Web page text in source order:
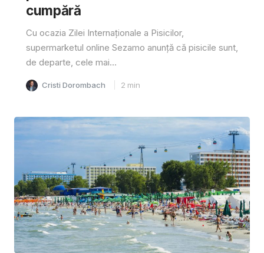
cumpără
Cu ocazia Zilei Internaționale a Pisicilor,
supermarketul online Sezamo anunță că pisicile sunt,
de departe, cele mai...
Cristi Dorombach 2 min